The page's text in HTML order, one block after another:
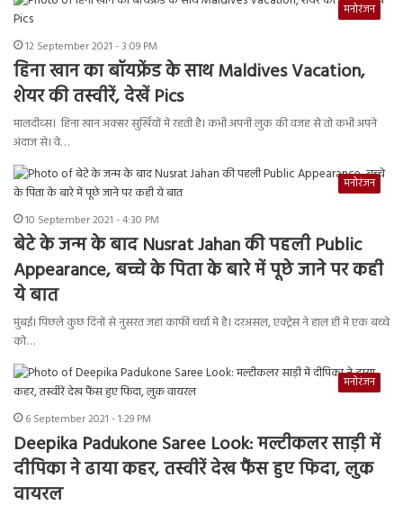
मनोरंजन
12 September 2021 - 3:09 PM
हिना खान का बॉयफ्रेंड के साथ Maldives Vacation,
शेयर की तस्वीरें, देखें Pics
मालदीव्स। हिना खान अक्सर सुर्खियों में रहती है। कभी अपनी लुक की वजह से तो कभी अपने
अंदाज से। वे…
मनोरंजन
10 September 2021 - 4:30 PM
बेटे के जन्म के बाद Nusrat Jahan की पहली Public
Appearance, बच्चे के पिता के बारे में पूछे जाने पर कही
ये बात
मुंबई। पिछले कुछ दिनों से नुसरत जहां काफी चर्चा में है। दरअसल, एक्ट्रेस ने हाल ही में एक बच्चे
को…
मनोरंजन
6 September 2021 - 1:29 PM
Deepika Padukone Saree Look: मल्टीकलर साड़ी में
दीपिका ने ढाया कहर, तस्वीरें देख फैंस हुए फिदा, लुक
वायरल